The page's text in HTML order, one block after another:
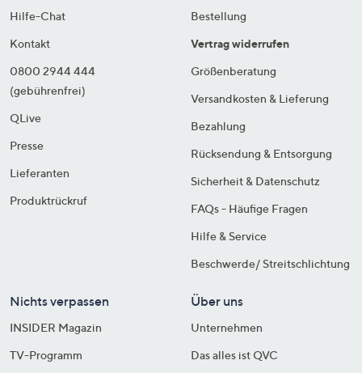
Hilfe-Chat
Kontakt
0800 2944 444
(gebührenfrei)
QLive
Presse
Lieferanten
Produktrückruf
Bestellung
Vertrag widerrufen
Größenberatung
Versandkosten & Lieferung
Bezahlung
Rücksendung & Entsorgung
Sicherheit & Datenschutz
FAQs - Häufige Fragen
Hilfe & Service
Beschwerde/ Streitschlichtung
Nichts verpassen
INSIDER Magazin
TV-Programm
Über uns
Unternehmen
Das alles ist QVC